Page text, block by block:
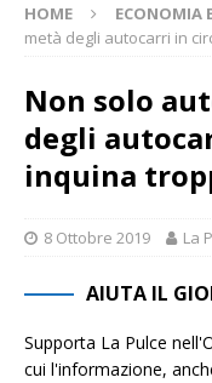
HOME ECONOMIA
metà degli autocarri in
Non solo
degli
inquina
8 Ottobre 2019 La
AIUTA IL
Supporta La Pulce
cui l'informazione,